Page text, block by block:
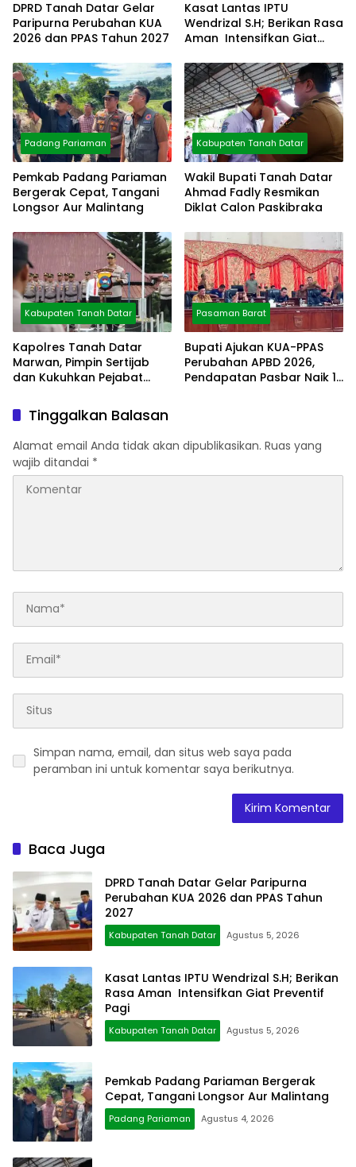
DPRD Tanah Datar Gelar
Paripurna Perubahan KUA
2026 dan PPAS Tahun 2027
Kasat Lantas IPTU
Wendrizal S.H; Berikan Rasa
Aman Intensifkan Giat
Padang Pariaman
Pemkab Padang Pariaman
Bergerak Cepat, Tangani
Longsor Aur Malintang
Kabupaten Tanah Datar
Wakil Bupati Tanah Datar
Ahmad Fadly Resmikan
Diklat Calon Paskibraka
Kabupaten Tanah Datar
Kapolres Tanah Datar
Marwan, Pimpin Sertijab
dan Kukuhkan Pejabat
Pasaman Barat
Bupati Ajukan KUA-PPAS
Perubahan APBD 2026,
Pendapatan Pasbar Naik 15
Tinggalkan Balasan
Alamat email Anda tidak akan dipublikasikan. Ruas yang
wajib ditandai *
Simpan nama, email, dan situs web saya pada
peramban ini untuk komentar saya berikutnya.
Baca Juga
DPRD Tanah Datar Gelar Paripurna
Perubahan KUA 2026 dan PPAS Tahun
2027
Kabupaten Tanah Datar Agustus 5, 2026
Kasat Lantas IPTU Wendrizal S.H; Berikan
Rasa Aman Intensifkan Giat Preventif
Pagi
Kabupaten Tanah Datar Agustus 5, 2026
Pemkab Padang Pariaman Bergerak
Cepat, Tangani Longsor Aur Malintang
Padang Pariaman Agustus 4, 2026